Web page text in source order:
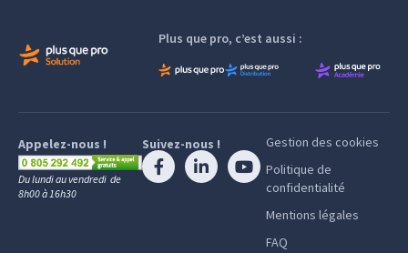
Plus que pro, c’est aussi :
Appelez-nous !
Du lundi au vendredi de
8h00 à 16h30
Suivez-nous !
Gestion des cookies
Politique de
confidentialité
Mentions légales
FAQ